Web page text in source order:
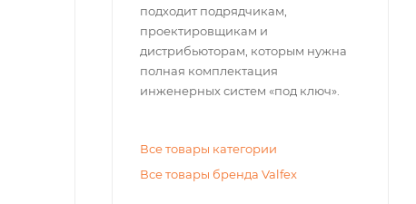
подходит подрядчикам,
проектировщикам и
дистрибьюторам, которым нужна
полная комплектация
инженерных систем «под ключ».
Все товары категории
Все товары бренда Valfex